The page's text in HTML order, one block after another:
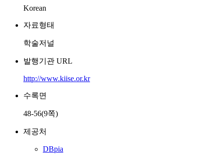
Korean
자료형태
학술저널
발행기관 URL
http://www.kiise.or.kr
수록면
48-56(9쪽)
제공처
DBpia